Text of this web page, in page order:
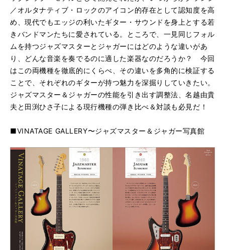
／オルタナティブ・ロックのアイコン的存在として認知度を高
め、現代でもエッジの利いたギター・サウンドを身上とする若
きバンドマンたちに愛されている。ところで、一見同じフォル
ムを持つジャズマスターとジャガーにはどのような違いがあ
り、どんな音楽を奏でるのに適した楽器なのだろうか？ 今回
はこの両機種を徹底的にくらべ、その違いを多角的に検証する
ことで、それぞれのギターが持つ魅力を深掘りしていきたい。
ジャズマスター＆ジャガーの性能を引き出す調整法、名越由貴
夫と田渕ひさ子による現行機種の弾き比べ＆対談も必見だ！
■VINATAGE GALLERY〜ジャズマスター＆ジャガー写真館